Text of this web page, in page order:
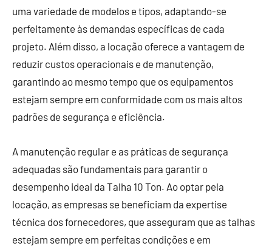
uma variedade de modelos e tipos, adaptando-se
perfeitamente às demandas específicas de cada
projeto. Além disso, a locação oferece a vantagem de
reduzir custos operacionais e de manutenção,
garantindo ao mesmo tempo que os equipamentos
estejam sempre em conformidade com os mais altos
padrões de segurança e eficiência.
A manutenção regular e as práticas de segurança
adequadas são fundamentais para garantir o
desempenho ideal da Talha 10 Ton. Ao optar pela
locação, as empresas se beneficiam da expertise
técnica dos fornecedores, que asseguram que as talhas
estejam sempre em perfeitas condições e em